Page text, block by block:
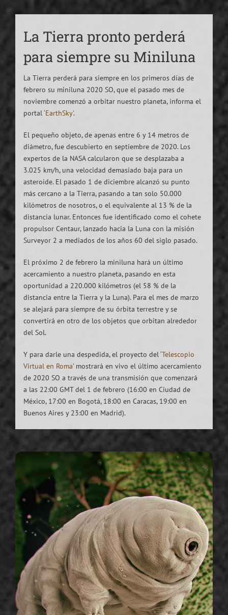
La Tierra pronto perderá
para siempre su Miniluna
La Tierra perderá para siempre en los primeros días de
febrero su miniluna 2020 SO, que el pasado mes de
noviembre comenzó a orbitar nuestro planeta, informa el
portal‘EarthSky’.
El pequeño objeto, de apenas entre 6 y 14 metros de
diámetro, fue descubierto en septiembre de 2020. Los
expertos de la NASA calcularon que se desplazaba a
3.025 km/h, una velocidad demasiado baja para un
asteroide. El pasado 1 de diciembre alcanzó su punto
más cercano a la Tierra, pasando a tan solo 50.000
kilómetros de nosotros, o el equivalente al 13 % de la
distancia lunar. Entonces fue identificado como el cohete
propulsor Centaur, lanzado hacia la Luna con la misión
Surveyor 2 a mediados de los años 60 del siglo pasado.
El próximo 2 de febrero la miniluna hará un último
acercamiento a nuestro planeta, pasando en esta
oportunidad a 220.000 kilómetros (el 58 % de la
distancia entre la Tierra y la Luna). Para el mes de marzo
se alejará para siempre de su órbita terrestre y se
convertirá en otro de los objetos que orbitan alrededor
del Sol.
Y para darle una despedida, el proyecto del‘Telescopio
Virtual en Roma’mostrará en vivo el último acercamiento
de 2020 SO a través de una transmisión que comenzará
a las 22:00 GMT del 1 de febrero (16:00 en Ciudad de
México, 17:00 en Bogotá, 18:00 en Caracas, 19:00 en
Buenos Aires y 23:00 en Madrid).